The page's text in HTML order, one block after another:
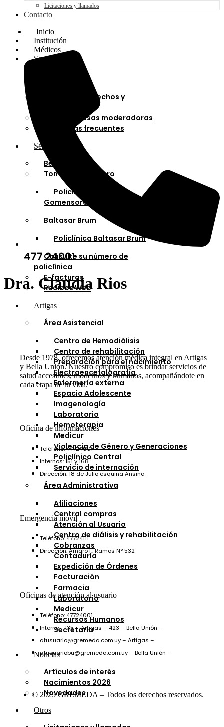
Licitaciones y llamados
Contacto
Inicio
Institución
Médicos
Socios
Cartilla de derechos y
Cuotas y tasas moderadoras
Preguntas frecuentes
Servicios
Bella Unión
Tomás Gomensoro
Policlínica Tomás
Gomensoro
Baltasar Brum
Policlínica Baltasar Brum
Consulte su número de
policlínica
E-facturas
Recibos Web
Artigas
Área Asistencial
Centro de Hemodiálisis
Centro de rehabilitación
Preparación para el nacimiento
Electroencefalografía
Enfermería externa
Espacio Adolescente
Imagenología
Laboratorio
Hemoterapia
Medicur
Violencia de Género y Generaciones
Policlínico Central
Servicio de internación
Área Administrativa
Afiliaciones
Central compras
Atención al Usuario
Centro de diálisis y rehabilitación
Cobranzas
Contaduría
Expedición de Órdenes
Facturación
Farmacia
Laboratorio
Medicur
Recursos Humanos
Secretaría
Noticias
Artículos de interés
Nacimientos 2026
Novedades
Otros
477 24001
Dra. Claudia Rios
Desde 1978, ofrecemos atención médica integral en Artigas
y Bella Unión. Nuestro compromiso es brindar servicios de
salud accesibles, modernos y humanos, acompañándote en
cada etapa de tu vida.
Oficina de informaciones
Teléfono: 47724001
Internos: 151 y 168
Dirección: 18 de Julio esquina Ansina
Emergencia móvil
Teléfono: 47724111
Dirección: Amaro F. Ramos N° 532
Oficinas de atención al usuario
Teléfono: 47724001
Interno: -135 – Artigas – 423 – Bella Unión –
atusuario@gremeda.com.uy – Artigas –
atusuariobu@gremeda.com.uy – Bella Unión –
© 2025 GREMEDA – Todos los derechos reservados.